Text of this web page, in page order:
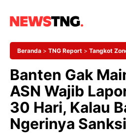
Beranda > TNG Report > Tangkot
Sanksi Menanti!
Banten Gak
ASN Wajib
30 Hari, Kalau
Ngerinya